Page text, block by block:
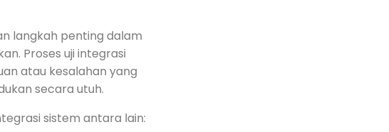
langkah penting⁣ dalam
Proses uji ​integrasi
atau kesalahan yang
secara utuh.
sistem antara lain:​